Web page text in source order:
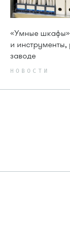
«Умные
и
заводе
НОВОСТИ